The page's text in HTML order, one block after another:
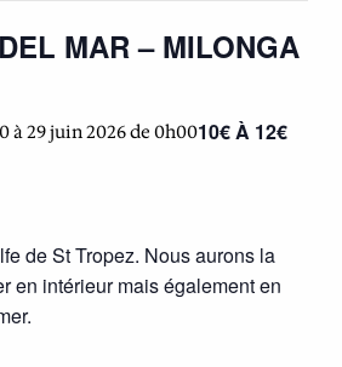
MAR – MILONGA
à29 juin 2026 de 0h0010€ À 12€
de St Tropez. Nous aurons la
en intérieur mais également en